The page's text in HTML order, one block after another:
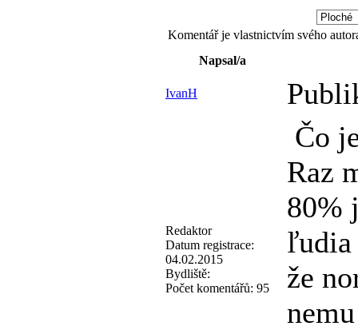
Komentář je vlastnictvím svého
Napsal/a
IvanH
Redaktor
Datum registrace:
04.02.2015
Bydliště:
Počet komentářů: 95
Čo
Raz
80%
ľudia
že